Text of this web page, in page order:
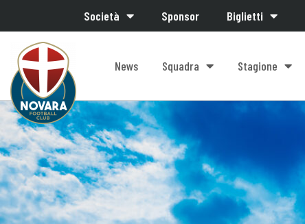
Società Sponsor Biglietti
News Squadra Stagione